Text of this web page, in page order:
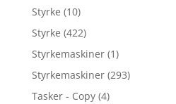
Styrke (10)
Styrke (422)
Styrkemaskiner (1)
Styrkemaskiner (293)
Tasker - Copy (4)